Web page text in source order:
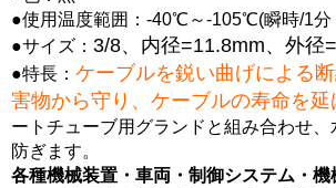
●使用温度範囲：-40℃～-105℃(瞬時/1
●サイズ： 3/8、内径=11.8mm、外径
●特長： ケーブルを鋭い曲げによる
害物から守り、ケーブルの寿命を延
ートチューブ用グランドと組み合わせ
防ぎます。
各種機械装置・車両・制御システム・